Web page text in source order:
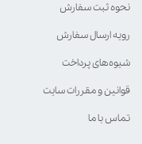
نحوه ثبت سفارش
رویه ارسال سفارش
شیوه‌های پرداخت
قوانین و مقررات سایت
تماس با ما